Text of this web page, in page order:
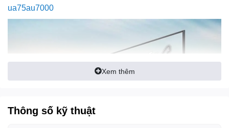
ua75au7000
Xem thêm
Thông số kỹ thuật